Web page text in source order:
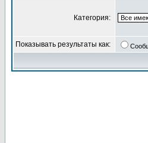
Категория:
Показывать результаты как: